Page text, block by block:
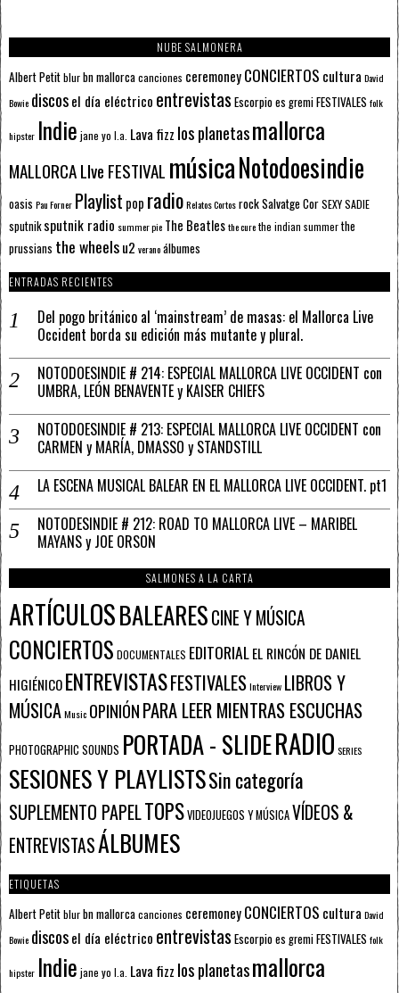
NUBE SALMONERA
Albert Petitblurbn mallorcacanciones ceremoneyCONCIERTOS cultura David
Bowie discosel día eléctrico entrevistas Escorpioes gremiFESTIVALES folk
hipster Indie jane yo l.a. Lava fizz los planetasmallorca
MALLORCA LIve FESTIVAL músicaNotodoesindie
oasis Pau Forner Playlist pop radioRelatos CortosrockSalvatge CorSEXY SADIE
sputnik sputnik radio summer pie The Beatlesthe curethe indian summerthe
prussians the wheelsu2 veranoálbumes
ENTRADAS RECIENTES
Del pogo británico al ‘mainstream’ de masas: el Mallorca Live
Occident borda su edición más mutante y plural.
NOTODOESINDIE # 214: ESPECIAL MALLORCA LIVE OCCIDENT con
UMBRA, LEÓN BENAVENTE y KAISER CHIEFS
NOTODOESINDIE # 213: ESPECIAL MALLORCA LIVE OCCIDENT con
CARMEN y MARÍA, DMASSO y STANDSTILL
LA ESCENA MUSICAL BALEAR EN EL MALLORCA LIVE OCCIDENT. pt1
NOTODESINDIE # 212: ROAD TO MALLORCA LIVE – MARIBEL
MAYANS y JOE ORSON
SALMONES A LA CARTA
ARTÍCULOSBALEARESCINE Y MÚSICA
CONCIERTOS DOCUMENTALES EDITORIALEL RINCÓN DE DANIEL
HIGIÉNICOENTREVISTASFESTIVALESInterview LIBROS Y
MÚSICAMusic OPINIÓNPARA LEER MIENTRAS ESCUCHAS
PHOTOGRAPHIC SOUNDS PORTADA - SLIDERADIO SERIES
SESIONES Y PLAYLISTSSin categoría
SUPLEMENTO PAPELTOPSVIDEOJUEGOS Y MÚSICAVÍDEOS &
ENTREVISTASÁLBUMES
ETIQUETAS
Albert Petitblurbn mallorcacanciones ceremoneyCONCIERTOS cultura David
Bowie discosel día eléctrico entrevistas Escorpioes gremiFESTIVALES folk
hipster Indie jane yo l.a. Lava fizz los planetasmallorca